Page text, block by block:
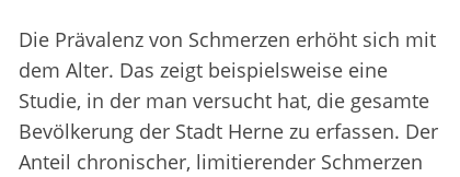
Die Prävalenz von Schmerzen erhöht sich mit
dem Alter. Das zeigt beispielsweise eine
Studie, in der man versucht hat, die gesamte
Bevölkerung der Stadt Herne zu erfassen. Der
Anteil chronischer, limitierender Schmerzen